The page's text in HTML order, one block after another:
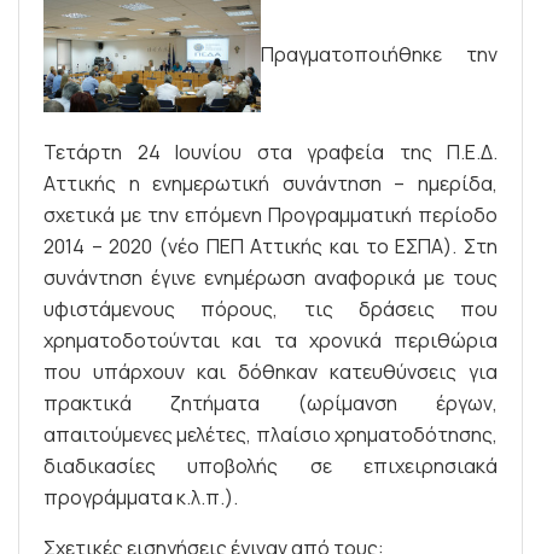
Πραγματοποιήθηκε την
Τετάρτη 24 Ιουνίου στα γραφεία της Π.Ε.Δ.
Αττικής η ενημερωτική συνάντηση – ημερίδα,
σχετικά με την επόμενη Προγραμματική περίοδο
2014 – 2020 (νέο ΠΕΠ Αττικής και το ΕΣΠΑ). Στη
συνάντηση έγινε ενημέρωση αναφορικά με τους
υφιστάμενους πόρους, τις δράσεις που
χρηματοδοτούνται και τα χρονικά περιθώρια
που υπάρχουν και δόθηκαν κατευθύνσεις για
πρακτικά ζητήματα (ωρίμανση έργων,
απαιτούμενες μελέτες, πλαίσιο χρηματοδότησης,
διαδικασίες υποβολής σε επιχειρησιακά
προγράμματα κ.λ.π.).
Σχετικές εισηγήσεις έγιναν από τους: